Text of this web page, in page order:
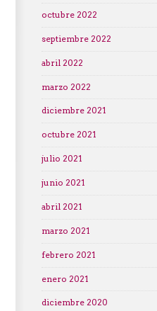
octubre 2022
septiembre 2022
abril 2022
marzo 2022
diciembre 2021
octubre 2021
julio 2021
junio 2021
abril 2021
marzo 2021
febrero 2021
enero 2021
diciembre 2020